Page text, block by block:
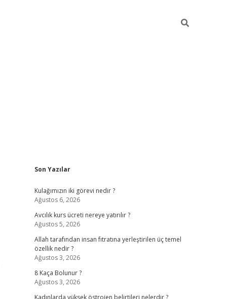
Sidebar
Son Yazılar
Kulağımızın iki görevi nedir ?
Ağustos 6, 2026
Avcılık kurs ücreti nereye yatırılır ?
Ağustos 5, 2026
Allah tarafından insan fıtratına yerleştirilen üç temel
özellik nedir ?
Ağustos 3, 2026
8 Kaça Bolunur ?
Ağustos 3, 2026
Kadınlarda yüksek östrojen belirtileri nelerdir ?